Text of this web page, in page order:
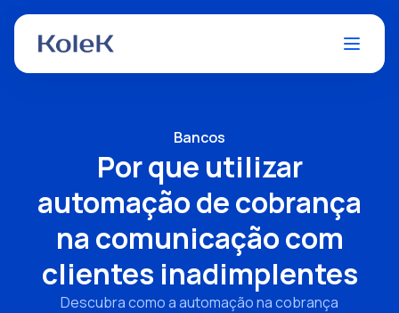
Bancos
Por que utilizar
automação de cobrança
na comunicação com
clientes inadimplentes
Descubra como a automação na cobrança